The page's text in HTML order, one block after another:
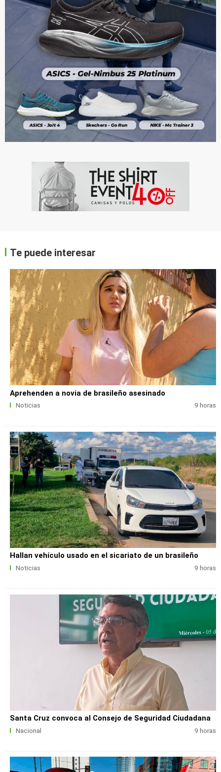
Te puede interesar
Aprehenden a novia de brasileño asesinado
Noticias 9 horas
Hallan vehículo usado en el sicariato de un brasileño
Noticias 9 horas
Santa Cruz convoca al Consejo de Seguridad Ciudadana
Nacional 9 horas